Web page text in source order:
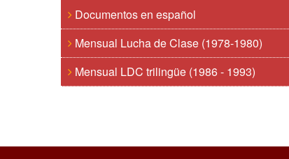
Documentos en español
Mensual Lucha de Clase (1978-1980)
Mensual LDC trilingüe (1986 - 1993)